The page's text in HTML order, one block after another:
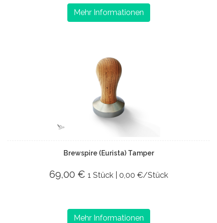
Mehr Informationen
Brewspire (Eurista) Tamper
69,00 € 1 Stück | 0,00 €/Stück
Mehr Informationen